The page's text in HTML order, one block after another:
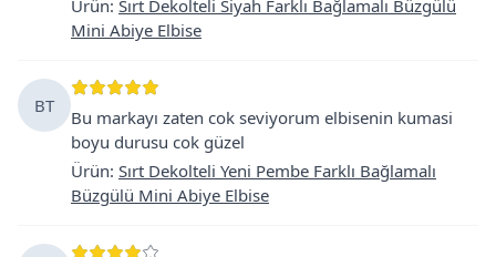
Ürün: Sırt Dekolteli Siyah Farklı Bağlamalı Büzgülü
Mini Abiye Elbise
BT
Bu markayı zaten cok seviyorum elbisenin kumasi
boyu durusu cok güzel
Ürün: Sırt Dekolteli Yeni Pembe Farklı Bağlamalı
Büzgülü Mini Abiye Elbise